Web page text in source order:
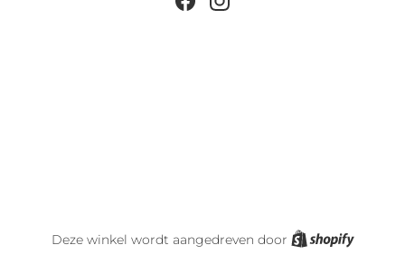
FacebookInstagram
Deze winkel wordt aangedreven door Shopify